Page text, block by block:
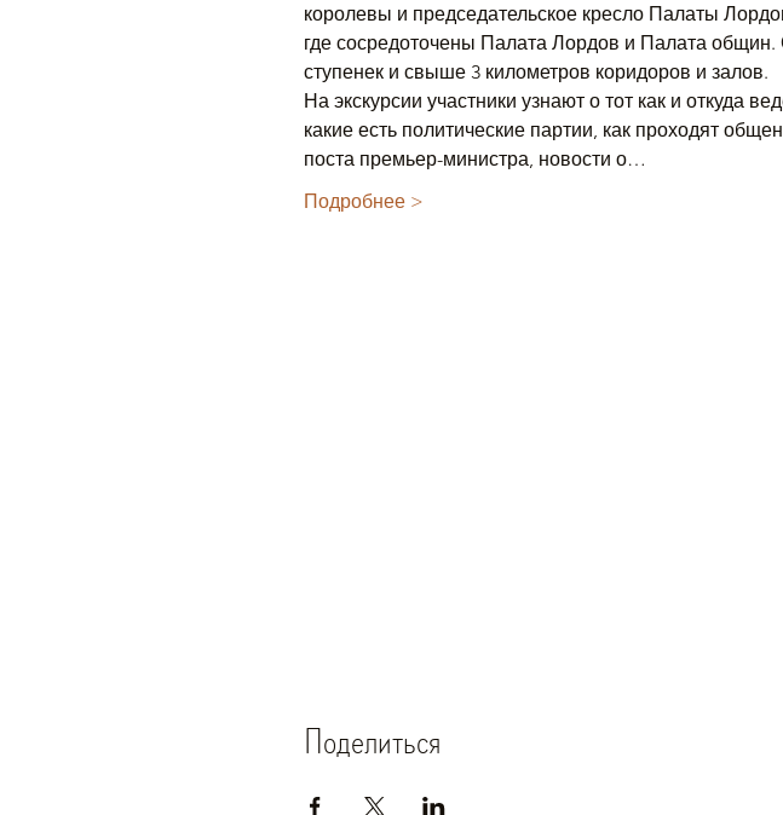
королевы и председательское кресло Палаты
где сосредоточены Палата Лордов и Палата
ступенек и свыше 3 километров коридоров и залов.
На экскурсии участники узнают о тот как и откуда
какие есть политические партии, как проходят
поста премьер-министра, новости о…
Подробнее >
Поделиться